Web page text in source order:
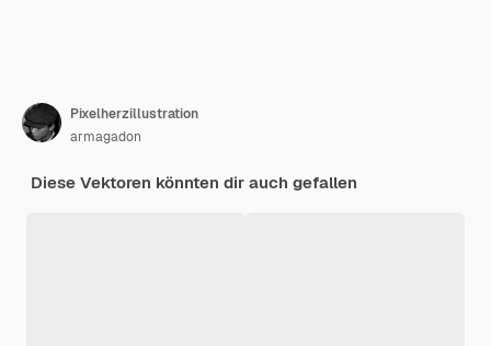
Pixelherzillustration
armagadon
Diese Vektoren könnten dir auch gefallen